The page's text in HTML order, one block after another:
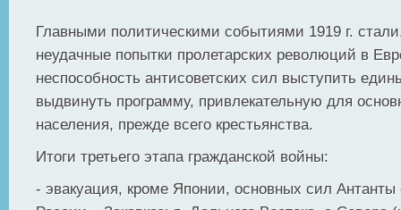
Главными политическими событиями 1919 г.
неудачные попытки пролетарских революций в
неспособность антисоветских сил выступить
выдвинуть программу, привлекательную для
населения, прежде всего крестьянства.
Итоги третьего этапа гражданской войны:
- эвакуация, кроме Японии, основных сил Антанты